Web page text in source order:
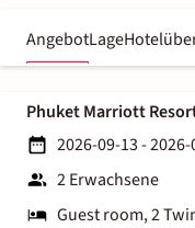
AngebotLage
Phuket Marriott
2026-09-13 -
2 Erwachsene
Guest room, 2